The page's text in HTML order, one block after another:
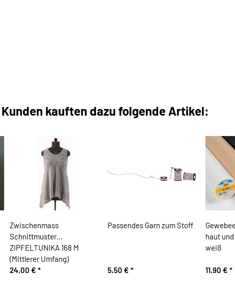
Kunden kauften dazu folgende Artikel:
Zwischenmass
Schnittmuster
ZIPFELTUNIKA 168 M
(Mittlerer Umfang)
24,00 € *
Passendes Garn zum Stoff
5,50 € *
haut
weiß
11,90 € *